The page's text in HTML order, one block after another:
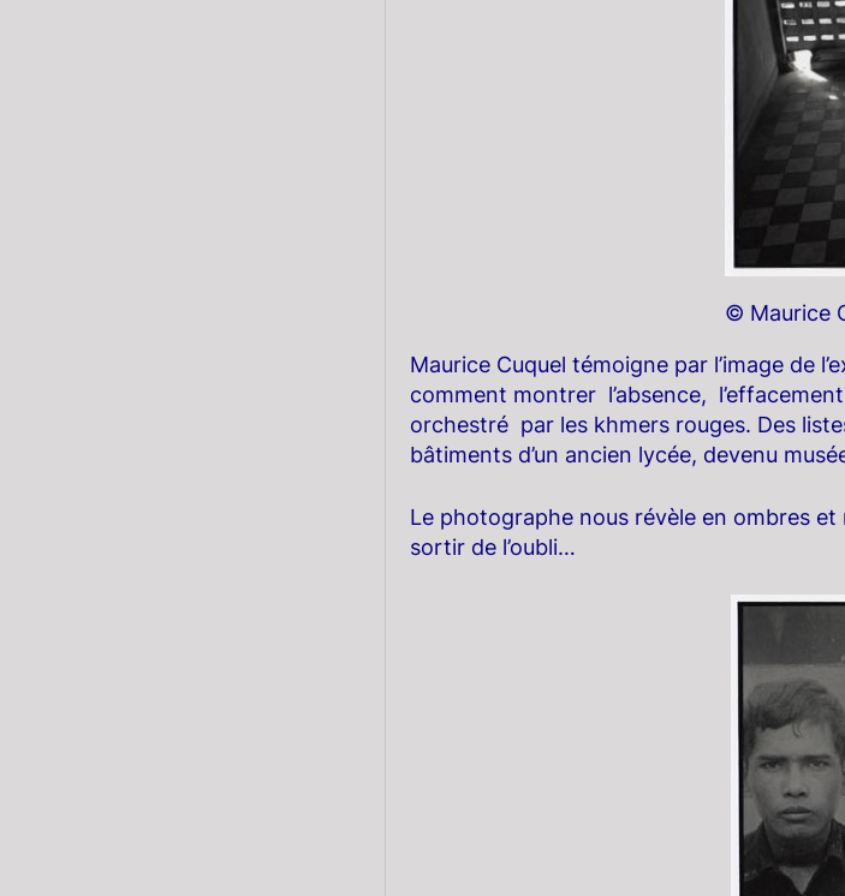
© Maurice
Maurice Cuquel témoigne par l’image de
comment montrer l’absence,
orchestré par les khmers rouges. Des
bâtiments d’un ancien lycée, devenu
Le photographe nous révèle en ombres
sortir de l’oubli…